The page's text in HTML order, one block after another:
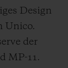
Design
Unico.
der
MP-11.